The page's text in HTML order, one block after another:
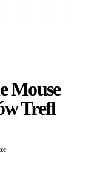
Mouse
Trefl